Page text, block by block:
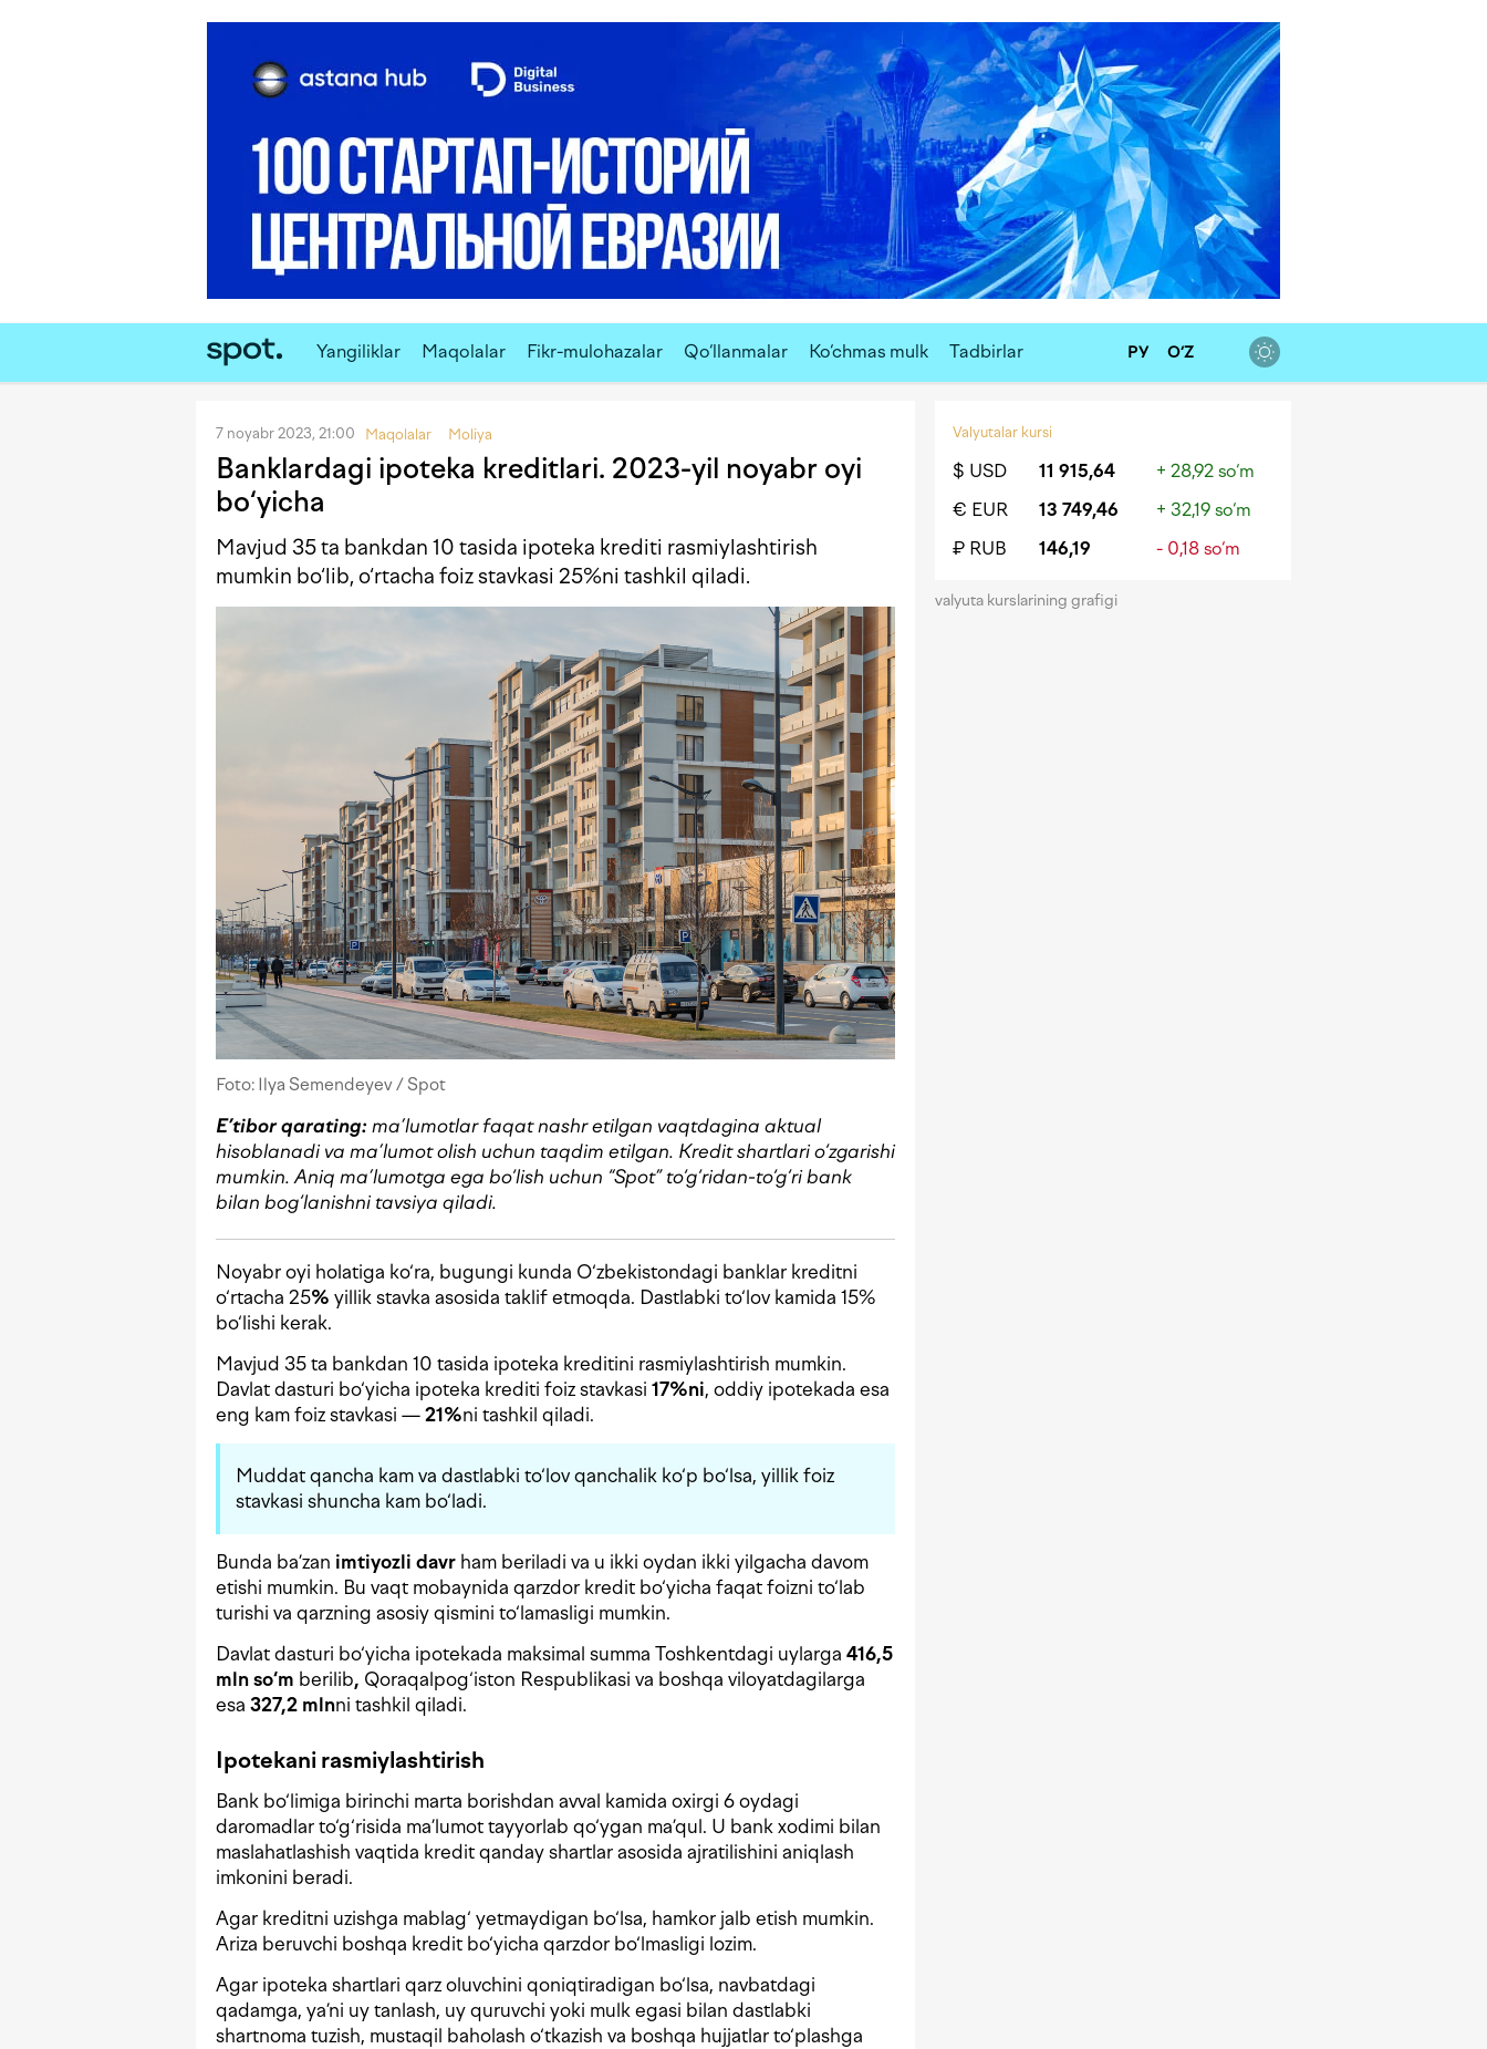
Yangiliklar Maqolalar Fikr-mulohazalar Qo‘llanmalar Ko‘chmas mulk Tadbirlar РУ O‘Z
7 noyabr 2023, 21:00 Maqolalar Moliya
Banklardagi ipoteka kreditlari. 2023-yil noyabr oyi
bo‘yicha
Mavjud 35 ta bankdan 10 tasida ipoteka krediti rasmiylashtirish
mumkin bo‘lib, o‘rtacha foiz stavkasi 25%ni tashkil qiladi.
Foto: Ilya Semendeyev / Spot
E’tibor qarating: ma’lumotlar faqat nashr etilgan vaqtdagina aktual
hisoblanadi va ma’lumot olish uchun taqdim etilgan. Kredit shartlari o‘zgarishi
mumkin.Aniq ma’lumotga ega bo‘lish uchun “Spot” to‘g‘ridan-to‘g‘ri bank
bilan bog‘lanishni tavsiya qiladi.
Noyabr oyi holatiga ko‘ra, bugungi kunda O‘zbekistondagi banklar kreditni
o‘rtacha 25% yillik stavka asosida taklif etmoqda. Dastlabki to‘lov kamida 15%
bo‘lishi kerak.
Mavjud 35 ta bankdan 10 tasida ipoteka kreditini rasmiylashtirish mumkin.
Davlat dasturi bo‘yicha ipoteka krediti foiz stavkasi 17%ni, oddiy ipotekada esa
eng kam foiz stavkasi — 21%ni tashkil qiladi.
Muddat qancha kam va dastlabki to‘lov qanchalik ko‘p bo‘lsa, yillik foiz
stavkasi shuncha kam bo‘ladi.
Bunda ba’zan imtiyozli davr ham beriladi va u ikki oydan ikki yilgacha davom
etishi mumkin. Bu vaqt mobaynida qarzdor kredit bo‘yicha faqat foizni to‘lab
turishi va qarzning asosiy qismini to‘lamasligi mumkin.
Davlat dasturi bo‘yicha ipotekada maksimal summa Toshkentdagi uylarga 416,5
mln so‘m berilib, Qoraqalpog‘iston Respublikasi va boshqa viloyatdagilarga
esa 327,2 mlnni tashkil qiladi.
Ipotekani rasmiylashtirish
Bank bo‘limiga birinchi marta borishdan avval kamida oxirgi 6 oydagi
daromadlar to‘g‘risida ma’lumot tayyorlab qo‘ygan ma’qul. U bank xodimi bilan
maslahatlashish vaqtida kredit qanday shartlar asosida ajratilishini aniqlash
imkonini beradi.
Agar kreditni uzishga mablag‘ yetmaydigan bo‘lsa, hamkor jalb etish mumkin.
Ariza beruvchi boshqa kredit bo‘yicha qarzdor bo‘lmasligi lozim.
Agar ipoteka shartlari qarz oluvchini qoniqtiradigan bo‘lsa, navbatdagi
qadamga, ya’ni uy tanlash, uy quruvchi yoki mulk egasi bilan dastlabki
shartnoma tuzish, mustaqil baholash o‘tkazish va boshqa hujjatlar to‘plashga
Valyutalar kursi
$ USD 11 915,64
+ 28,92 so‘m
€ EUR
13 749,46
+ 32,19 so‘m
₽ RUB
146,19 - 0,18 so‘m
valyuta kurslarining grafigi